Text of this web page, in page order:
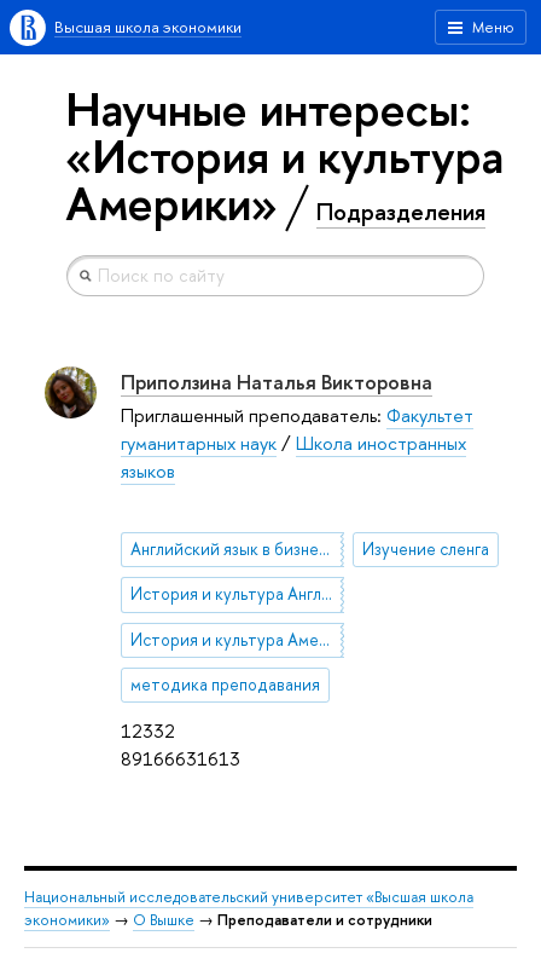
Меню
Высшая школа экономики
Научные интересы:
«История и культура
Америки» Подразделения
12332
89166631613
Приползина Наталья Викторовна
Приглашенный преподаватель: Факультет
гуманитарных наук/Школа иностранных
языков
Английский язык в бизнесе и экономике Изучение сленга
История и культура Англии
История и культура Америки
методика преподавания
Национальный исследовательский университет «Высшая школа
экономики» → О Вышке → Преподаватели и сотрудники